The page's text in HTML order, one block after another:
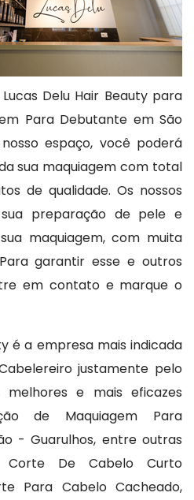
Delu Hair Beauty para
Para Debutante em São
espaço, você poderá
sua maquiagem com total
de qualidade. Os nossos
preparação de pele e
maquiagem, com muita
garantir esse e outros
em contato e marque o
é a empresa mais indicada
justamente pelo
e mais eficazes
de Maquiagem Para
- Guarulhos, entre outras
Corte De Cabelo Curto
Para Cabelo Cacheado,